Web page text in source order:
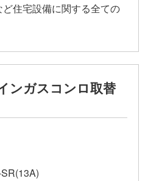
住宅設備に関する全ての
ガスコンロ取替